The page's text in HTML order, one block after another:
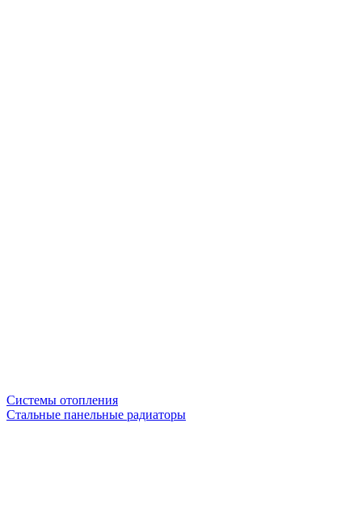
Системы отопления
Стальные панельные радиаторы